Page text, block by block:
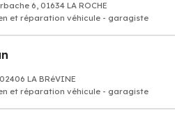
6, 01634 LA ROCHE
et réparation véhicule - garagiste
LA BRéVINE
et réparation véhicule - garagiste